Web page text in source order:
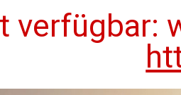
verfügbar: